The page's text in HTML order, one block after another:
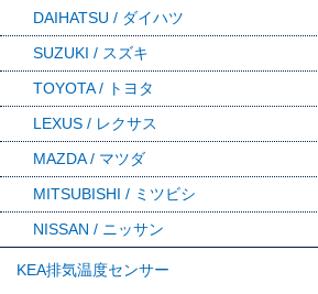
DAIHATSU / ダイハツ
SUZUKI / スズキ
TOYOTA / トヨタ
LEXUS / レクサス
MAZDA / マツダ
MITSUBISHI / ミツビシ
NISSAN / ニッサン
KEA排気温度センサー